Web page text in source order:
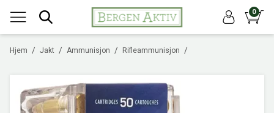
0
/
Hjem /
Jakt /
Ammunisjon /
Rifleammunisjon